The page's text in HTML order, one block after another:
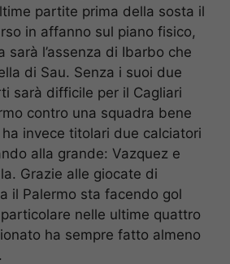
partite prima della sosta il
in affanno sul piano fisico,
sarà l’assenza di Ibarbo che
di Sau. Senza i suoi due
sarà difficile per il Cagliari
contro una squadra bene
invece titolari due calciatori
alla grande: Vazquez e
Grazie alle giocate di
il Palermo sta facendo gol
nelle ultime quattro
ha sempre fatto almeno